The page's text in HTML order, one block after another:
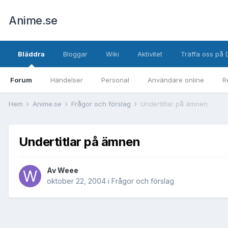
Anime.se
Bläddra
Forum Händelser Personal Användare online
Bloggar Wiki Aktivitet Träffa oss på
Hem Anime.se Frågor och förslag Undertitlar på ämnen
Undertitlar på ämnen
AvWeee
oktober 22, 2004 i Frågor och förslag